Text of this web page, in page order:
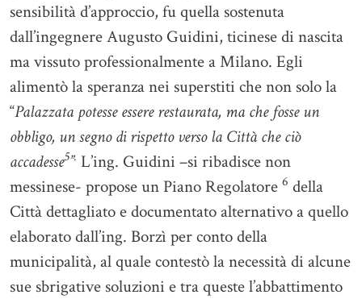
sensibilità d’approccio, fu quella sostenuta
dall’ingegnere Augusto Guidini, ticinese di nascita
ma vissuto professionalmente a Milano. Egli
alimentò la speranza nei superstiti che non solo la
“Palazzata potesse essere restaurata, ma che fosse un
obbligo, un segno di rispetto verso la Città che ciò
accadesse5”. L’ing. Guidini –si ribadisce non
messinese- propose un Piano Regolatore 6 della
Città dettagliato e documentato alternativo a quello
elaborato dall’ing. Borzì per conto della
municipalità, al quale contestò la necessità di alcune
sue sbrigative soluzioni e tra queste l’abbattimento